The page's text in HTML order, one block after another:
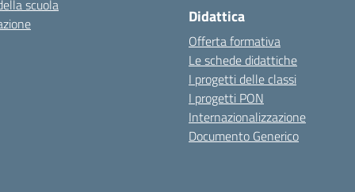
scuola
Didattica
Offerta formativa
Le schede didattiche
I progetti delle classi
I progetti PON
Internazionalizzazione
Documento Generico